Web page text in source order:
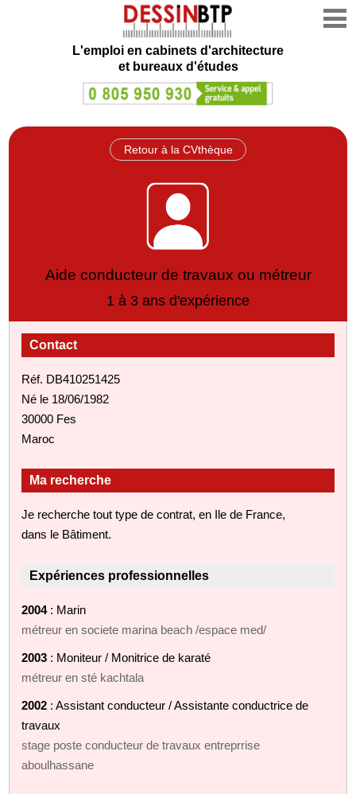
L'emploi en cabinets d'architecture
et bureaux d'études
Retour à la CVthèque
Aide conducteur de travaux ou métreur
1 à 3 ans d'expérience
Contact
Réf. DB410251425
Né le 18/06/1982
30000 Fes
Maroc
Ma recherche
Je recherche tout type de contrat, en Ile de France,
dans le Bâtiment.
Expériences professionnelles
2004: Marin
métreur en societe marina beach /espace med/
2003 : Moniteur / Monitrice de karaté
métreur en sté kachtala
2002 : Assistant conducteur / Assistante conductrice de
travaux
stage poste conducteur de travaux entreprrise
aboulhassane